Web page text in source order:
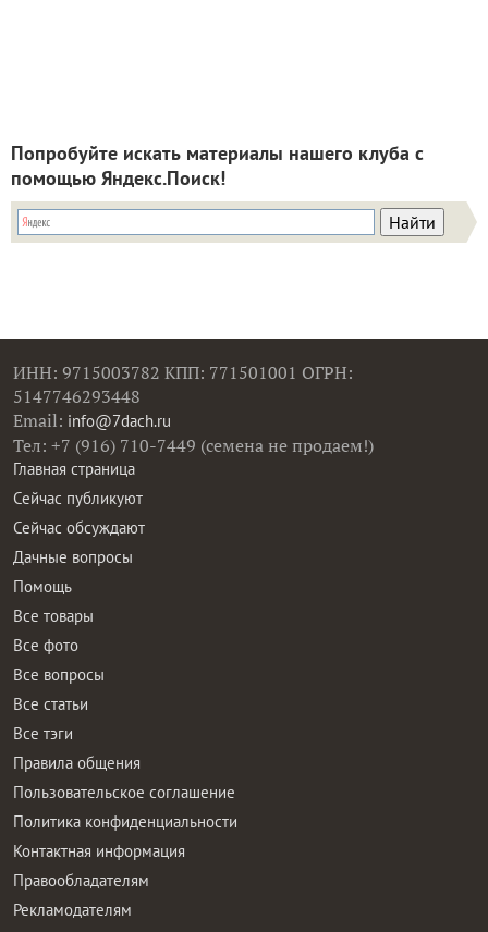
Попробуйте искать материалы нашего клуба с
помощью Яндекс.Поиск!
ИНН: 9715003782 КПП: 771501001 ОГРН:
5147746293448
Email: info@7dach.ru
Тел: +7 (916) 710-7449 (семена не продаем!)
Главная страница
Сейчас публикуют
Сейчас обсуждают
Дачные вопросы
Помощь
Все товары
Все фото
Все вопросы
Все статьи
Все тэги
Правила общения
Пользовательское соглашение
Политика конфиденциальности
Контактная информация
Правообладателям
Рекламодателям